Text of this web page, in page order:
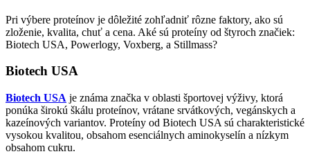
Pri výbere proteínov je dôležité zohľadniť rôzne faktory, ako sú
zloženie, kvalita, chuť a cena. Aké sú proteíny od štyroch značiek:
Biotech USA, Powerlogy, Voxberg, a Stillmass?
Biotech USA
Biotech USA je známa značka v oblasti športovej výživy, ktorá
ponúka širokú škálu proteínov, vrátane srvátkových, vegánskych a
kazeínových variantov. Proteíny od Biotech USA sú charakteristické
vysokou kvalitou, obsahom esenciálnych aminokyselín a nízkym
obsahom cukru.